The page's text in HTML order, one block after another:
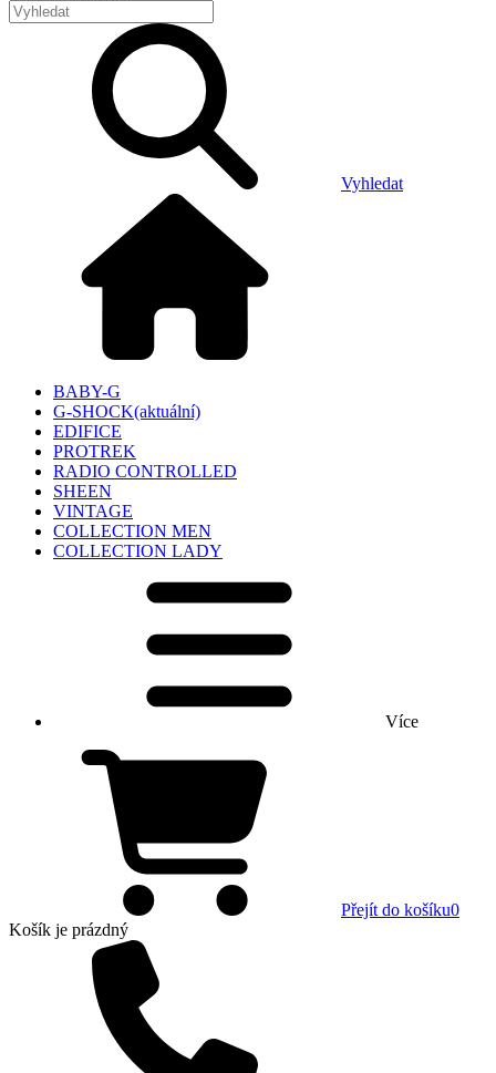
Vyhledat
BABY-G
G-SHOCK(aktuální)
EDIFICE
PROTREK
RADIO CONTROLLED
SHEEN
VINTAGE
COLLECTION MEN
COLLECTION LADY
Více
Přejít do košíku0
Košík je prázdný